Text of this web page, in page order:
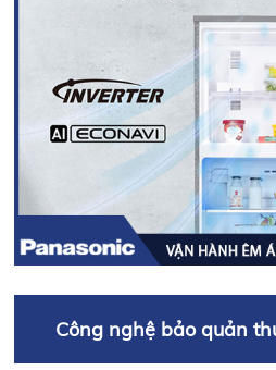
Công nghệ bảo quản